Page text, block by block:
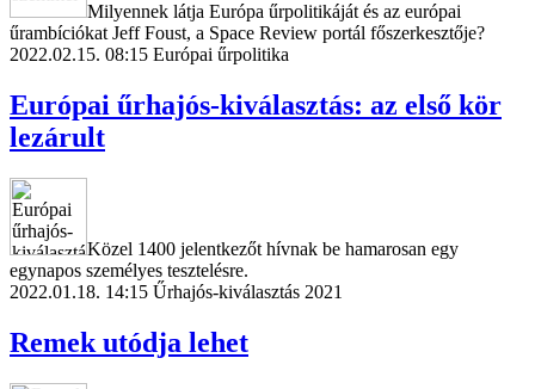
Milyennek látja Európa űrpolitikáját és az európai
űrambíciókat Jeff Foust, a Space Review portál főszerkesztője?
2022.02.15. 08:15 Európai űrpolitika
Európai űrhajós-kiválasztás: az első kör
lezárult
Közel 1400 jelentkezőt hívnak be hamarosan egy
egynapos személyes tesztelésre.
2022.01.18. 14:15 Űrhajós-kiválasztás 2021
Remek utódja lehet